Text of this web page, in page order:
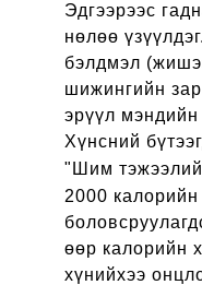
Эдгээрээс
нөлөө
бэлдмэл
шижингийн
эрүүл
Хүнсний
"Шим
2000
өөр калорийн
хүнийхээ